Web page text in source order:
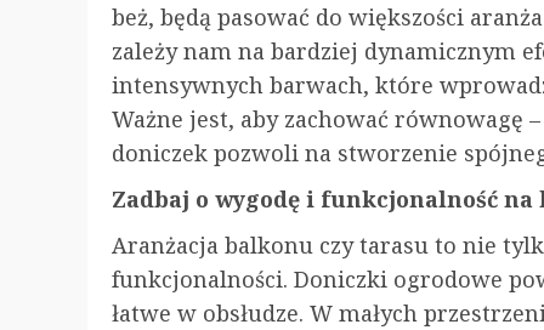
beż, będą pasować do większości
zależy nam na bardziej dynamicznym
intensywnych barwach, które
Ważne jest, aby zachować
doniczek pozwoli na stworzenie
Zadbaj o wygodę i funkcjonalność na
Aranżacja balkonu czy tarasu to nie
funkcjonalności. Doniczki ogrodowe
łatwe w obsłudze. W małych